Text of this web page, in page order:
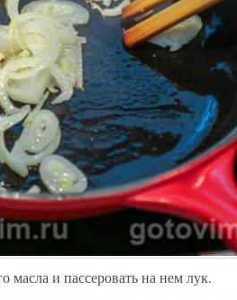
масла и пассеровать на нем лук.